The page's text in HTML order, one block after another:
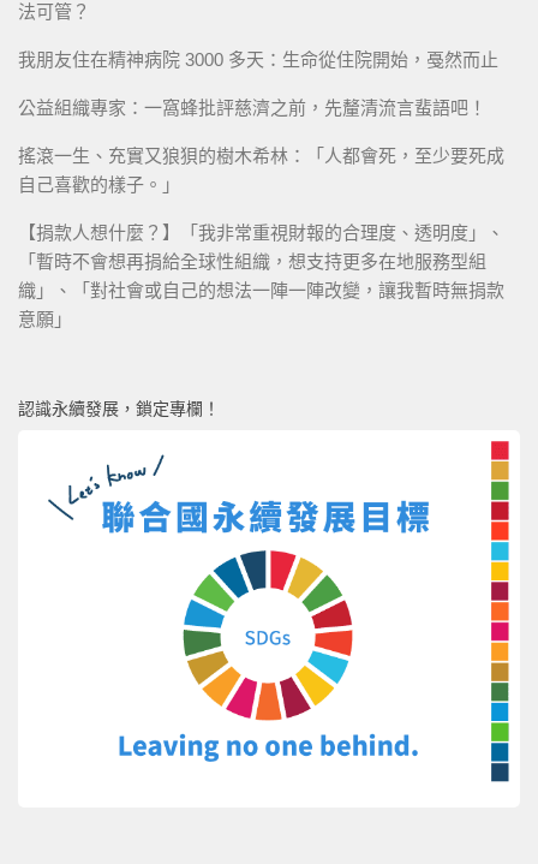
法可管？
我朋友住在精神病院 3000 多天：生命從住院開始，戞然而止
公益組織專家：一窩蜂批評慈濟之前，先釐清流言蜚語吧！
搖滾一生、充實又狼狽的樹木希林：「人都會死，至少要死成
自己喜歡的樣子。」
【捐款人想什麼？】「我非常重視財報的合理度、透明度」、
「暫時不會想再捐給全球性組織，想支持更多在地服務型組
織」、「對社會或自己的想法一陣一陣改變，讓我暫時無捐款
意願」
認識永續發展，鎖定專欄！